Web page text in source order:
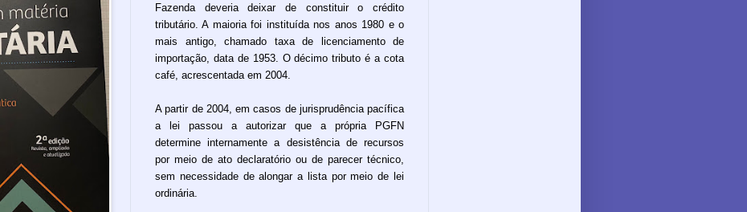
Fazenda deveria deixar de constituir o crédito
tributário. A maioria foi instituída nos anos 1980 e o
mais antigo, chamado taxa de licenciamento de
importação, data de 1953. O décimo tributo é a cota
café, acrescentada em 2004.
A partir de 2004, em casos de jurisprudência pacífica
a lei passou a autorizar que a própria PGFN
determine internamente a desistência de recursos
por meio de ato declaratório ou de parecer técnico,
sem necessidade de alongar a lista por meio de lei
ordinária.